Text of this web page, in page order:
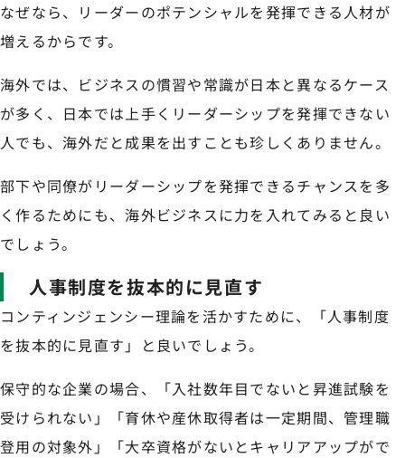
なぜなら、リーダーのポテンシャルを発揮できる人材が
増えるからです。
海外では、ビジネスの慣習や常識が日本と異なるケース
が多く、日本では上手くリーダーシップを発揮できない
人でも、海外だと成果を出すことも珍しくありません。
部下や同僚がリーダーシップを発揮できるチャンスを多
く作るためにも、海外ビジネスに力を入れてみると良い
でしょう。
人事制度を抜本的に見直す
コンティンジェンシー理論を活かすために、「人事制度
を抜本的に見直す」と良いでしょう。
保守的な企業の場合、「入社数年目でないと昇進試験を
受けられない」「育休や産休取得者は一定期間、管理職
登用の対象外」「大卒資格がないとキャリアアップがで